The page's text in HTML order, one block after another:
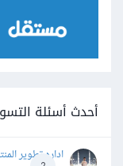
أحدث أسئلة
اداره تطوير